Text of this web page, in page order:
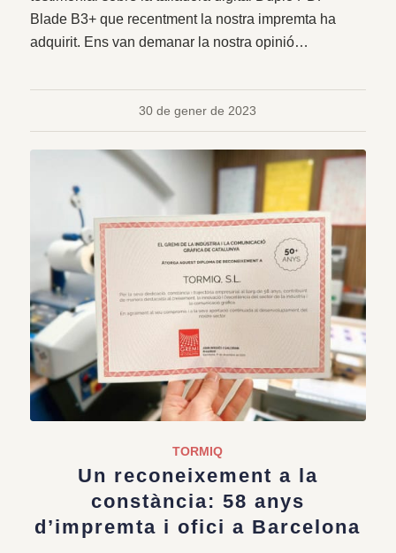
Blade B3+ que recentment la nostra impremta ha
adquirit. Ens van demanar la nostra opinió…
30 de gener de 2023
TORMIQ
Un reconeixement a la
constància: 58 anys
d’impremta i ofici a Barcelona